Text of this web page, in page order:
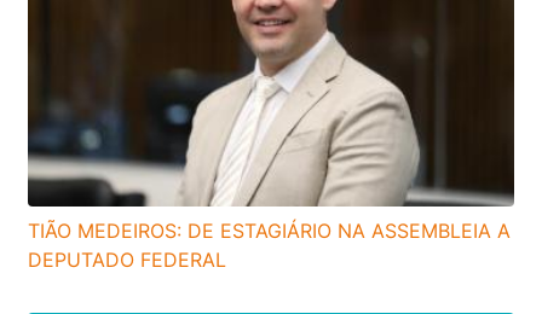
TIÃO MEDEIROS: DE ESTAGIÁRIO NA ASSEMBLEIA A
DEPUTADO FEDERAL